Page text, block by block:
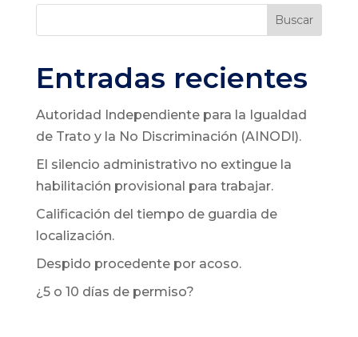
Buscar
Entradas recientes
Autoridad Independiente para la Igualdad
de Trato y la No Discriminación (AINODI).
El silencio administrativo no extingue la
habilitación provisional para trabajar.
Calificación del tiempo de guardia de
localización.
Despido procedente por acoso.
¿5 o 10 días de permiso?